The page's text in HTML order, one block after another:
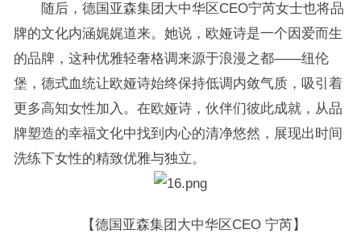
随后，德国亚森集团大中华区CEO宁芮女士也将品
牌的文化内涵娓娓道来。她说，欧娅诗是一个因爱而生
的品牌，这种优雅轻奢格调来源于浪漫之都——纽伦
堡，德式血统让欧娅诗始终保持低调内敛气质，吸引着
更多高知女性加入。在欧娅诗，伙伴们彼此成就，从品
牌塑造的幸福文化中找到内心的清净悠然，展现出时间
洗练下女性的精致优雅与独立。
【德国亚森集团大中华区CEO 宁芮】